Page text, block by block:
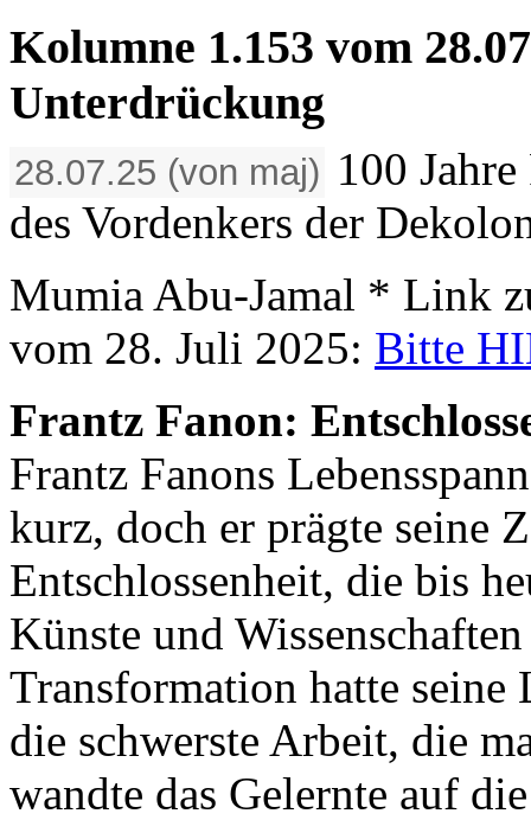
Kolumne 1.153 vom
Unterdrückung
28.07.25 (von maj) 100
des Vordenkers der
Mumia Abu-Jamal * Link
vom 28. Juli 2025: Bitte
Frantz Fanon:
Frantz Fanons
kurz, doch er prägte seine
Entschlossenheit, die bis
Künste und
Transformation hatte
die schwerste Arbeit, die
wandte das Gelernte auf